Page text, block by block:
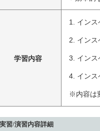
学習内容
1. インス
2. インス
3. インス
4. インス
※内容は
実習/演習内容詳細